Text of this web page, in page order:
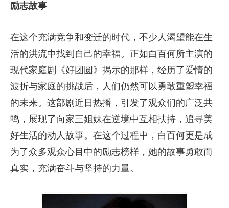
励志故事
在这个充满竞争和变迁的时代，不少人渴望能在生
活的洪流中找到自己的幸福。正如白百何所主演的
现代家庭剧《好团圆》揭示的那样，经历了爱情的
波折与家庭的挑战后，人们仍然可以勇敢重塑幸福
的未来。这部剧近日热播，引发了观众们的广泛共
鸣，展现了向家三姐妹在逆境中互相扶持，追寻美
好生活的动人故事。在这个过程中，白百何更是成
为了众多观众心目中的励志榜样，她的故事勇敢而
真实，充满奋斗与坚持的力量。